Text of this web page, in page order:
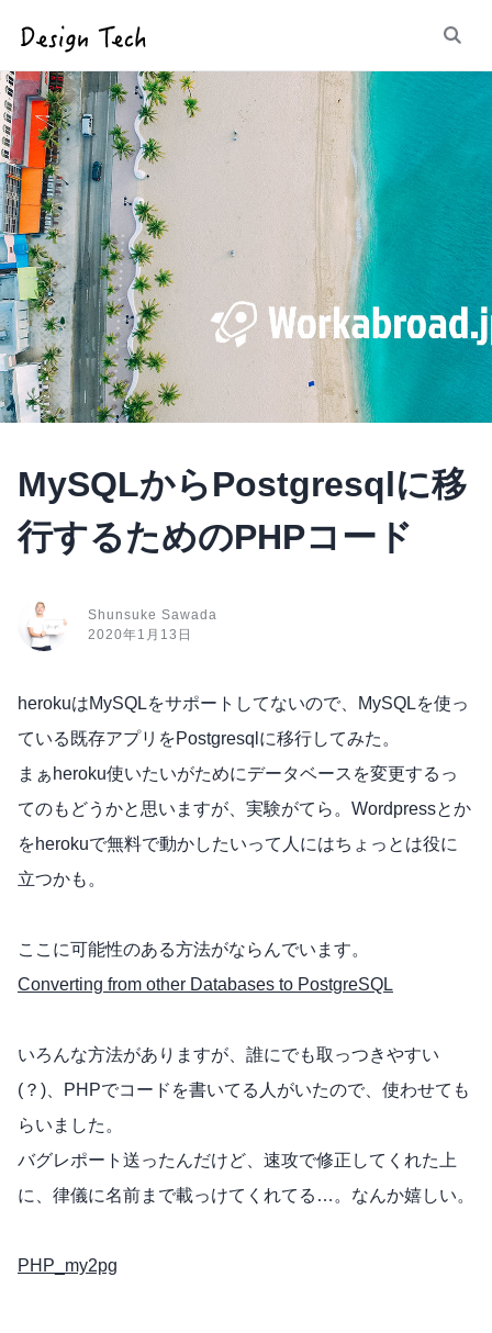
MySQLからPostgresqlに移
行するためのPHPコード
Shunsuke Sawada
2020年1月13日
herokuはMySQLをサポートしてないので、MySQLを使っ
ている既存アプリをPostgresqlに移行してみた。
まぁheroku使いたいがためにデータベースを変更するっ
てのもどうかと思いますが、実験がてら。Wordpressとか
をherokuで無料で動かしたいって人にはちょっとは役に
立つかも。
ここに可能性のある方法がならんでいます。
Converting from other Databases to PostgreSQL
いろんな方法がありますが、誰にでも取っつきやすい
(？)、PHPでコードを書いてる人がいたので、使わせても
らいました。
バグレポート送ったんだけど、速攻で修正してくれた上
に、律儀に名前まで載っけてくれてる…。なんか嬉しい。
PHP_my2pg